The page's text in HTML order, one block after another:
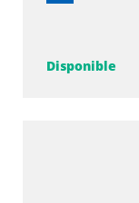
Disponible